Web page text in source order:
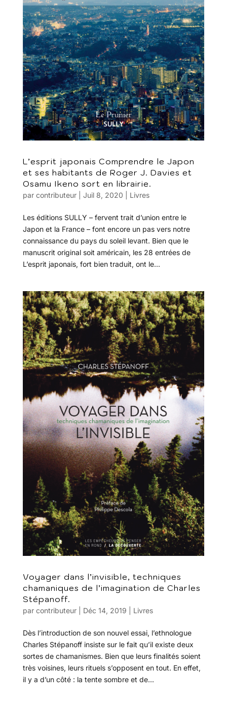
L’esprit japonais Comprendre le Japon
et ses habitants de Roger J. Davies et
Osamu Ikeno sort en librairie.
par contributeur| Juil 8, 2020 Livres
Les éditions SULLY – fervent trait d’union entre le
Japon et la France – font encore un pas vers notre
connaissance du pays du soleil levant. Bien que le
manuscrit original soit américain, les 28 entrées de
L’esprit japonais, fort bien traduit, ont le...
Voyager dans l’invisible, techniques
chamaniques de l’imagination de Charles
Stépanoff.
par contributeur| Déc 14, 2019 Livres
Dès l’introduction de son nouvel essai, l’ethnologue
Charles Stépanoff insiste sur le fait qu’il existe deux
sortes de chamanismes. Bien que leurs finalités soient
très voisines, leurs rituels s’opposent en tout. En effet,
il y a d’un côté : la tente sombre et de...